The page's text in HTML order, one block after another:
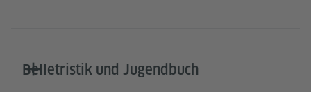
Belletristik und Jugendbuch